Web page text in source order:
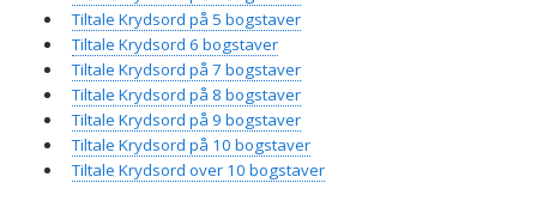
Tiltale Krydsord på 5 bogstaver
Tiltale Krydsord 6 bogstaver
Tiltale Krydsord på 7 bogstaver
Tiltale Krydsord på 8 bogstaver
Tiltale Krydsord på 9 bogstaver
Tiltale Krydsord på 10 bogstaver
Tiltale Krydsord over 10 bogstaver